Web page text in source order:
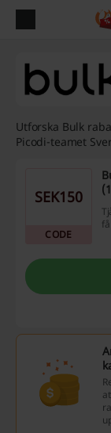
Utforska Bulk
Picodi-teamet
SEK150
CODE